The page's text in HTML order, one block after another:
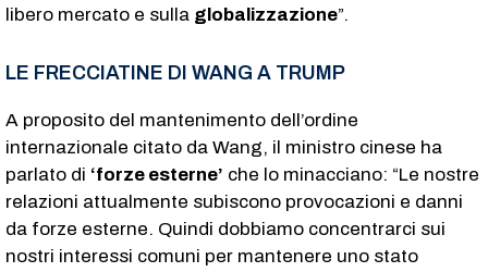
libero mercato e sulla globalizzazione”.
LE FRECCIATINE DI WANG A TRUMP
A proposito del mantenimento dell’ordine
internazionale citato da Wang, il ministro cinese ha
parlato di ‘forze esterne’ che lo minacciano: “Le nostre
relazioni attualmente subiscono provocazioni e danni
da forze esterne. Quindi dobbiamo concentrarci sui
nostri interessi comuni per mantenere uno stato